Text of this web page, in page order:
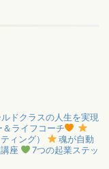
ドクラスの人生を実現
ライフコーチ
ィング）
魂が自動
座
7つの起業ステッ